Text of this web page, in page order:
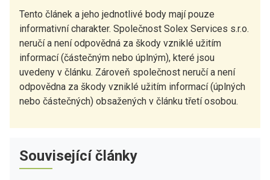
Tento článek a jeho jednotlivé body mají pouze
informativní charakter. Společnost Solex Services s.r.o.
neručí a není odpovědná za škody vzniklé užitím
informací (částečným nebo úplným), které jsou
uvedeny v článku. Zároveň společnost neručí a není
odpovědna za škody vzniklé užitím informací (úplných
nebo částečných) obsažených v článku třetí osobou.
Související články